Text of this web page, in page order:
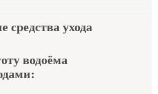
ухода
водоёма